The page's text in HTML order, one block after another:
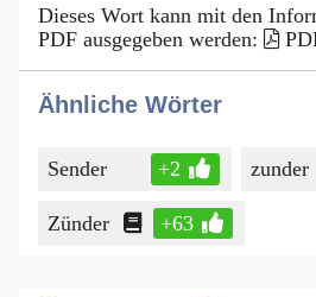
Dieses Wort kann mit den
PDF ausgegeben werden:
Ähnliche Wörter
Sender +2 zunder
Zünder +63